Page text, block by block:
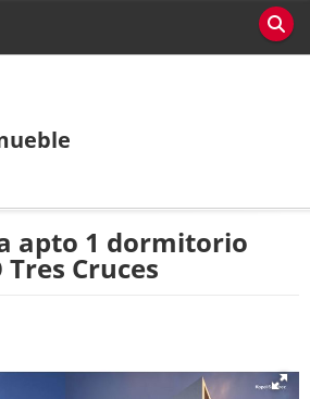
apto 1 dormitorio
Tres Cruces